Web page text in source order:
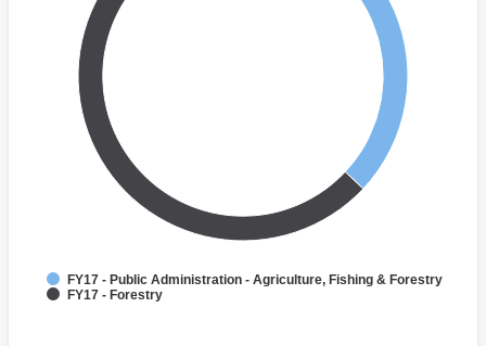
FY17 - Public Administration - Agriculture, Fishing & Forestry
FY17 - Forestry